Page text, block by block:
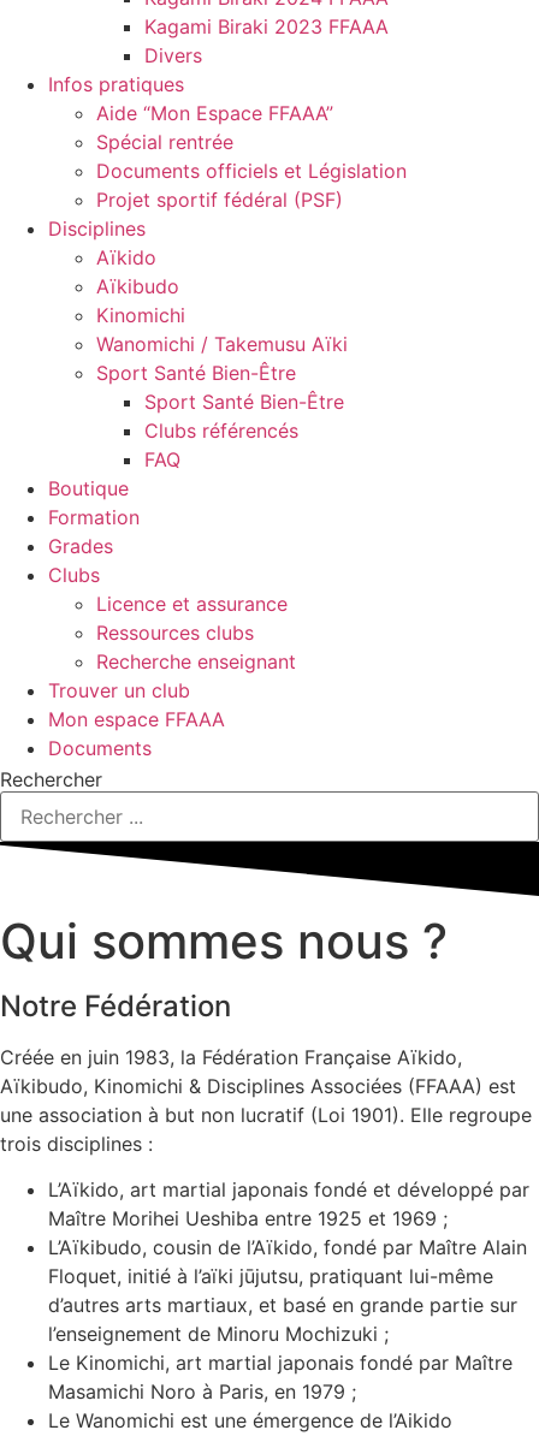
Kagami Biraki 2023 FFAAA
Divers
Infos pratiques
Aide “Mon Espace FFAAA”
Spécial rentrée
Documents officiels et Législation
Projet sportif fédéral (PSF)
Disciplines
Aïkido
Aïkibudo
Kinomichi
Wanomichi / Takemusu Aïki
Sport Santé Bien-Être
Sport Santé Bien-Être
Clubs référencés
FAQ
Boutique
Formation
Grades
Clubs
Licence et assurance
Ressources clubs
Recherche enseignant
Trouver un club
Mon espace FFAAA
Documents
Rechercher
Qui sommes nous ?
Notre Fédération
Créée en juin 1983, la Fédération Française Aïkido,
Aïkibudo, Kinomichi & Disciplines Associées (FFAAA) est
une association à but non lucratif (Loi 1901). Elle regroupe
trois disciplines :
L’Aïkido, art martial japonais fondé et développé par
Maître Morihei Ueshiba entre 1925 et 1969 ;
L’Aïkibudo, cousin de l’Aïkido, fondé par Maître Alain
Floquet, initié à l’aïki jūjutsu, pratiquant lui-même
d’autres arts martiaux, et basé en grande partie sur
l’enseignement de Minoru Mochizuki ;
Le Kinomichi, art martial japonais fondé par Maître
Masamichi Noro à Paris, en 1979 ;
Le Wanomichi est une émergence de l’Aikido